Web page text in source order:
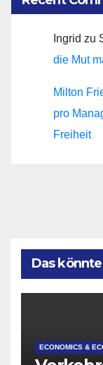
Ingrid zu
die Mut
Milton
pro
Freiheit
Das
ECONOMICS &